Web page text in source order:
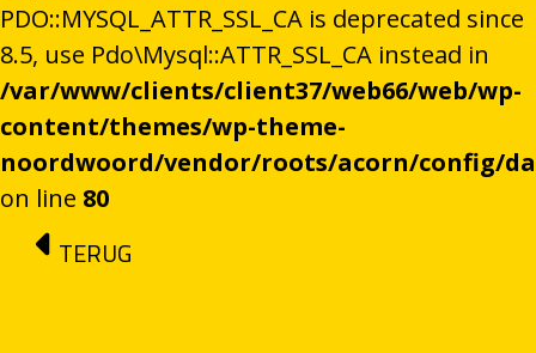
PDO::MYSQL_ATTR_SSL_CA is deprecated since
8.5, use Pdo\Mysql::ATTR_SSL_CA instead in
/var/www/clients/client37/web66/web/wp-
content/themes/wp-theme-
noordwoord/vendor/roots/acorn/config/
on line 80
Ga naar de inhoud
TERUG